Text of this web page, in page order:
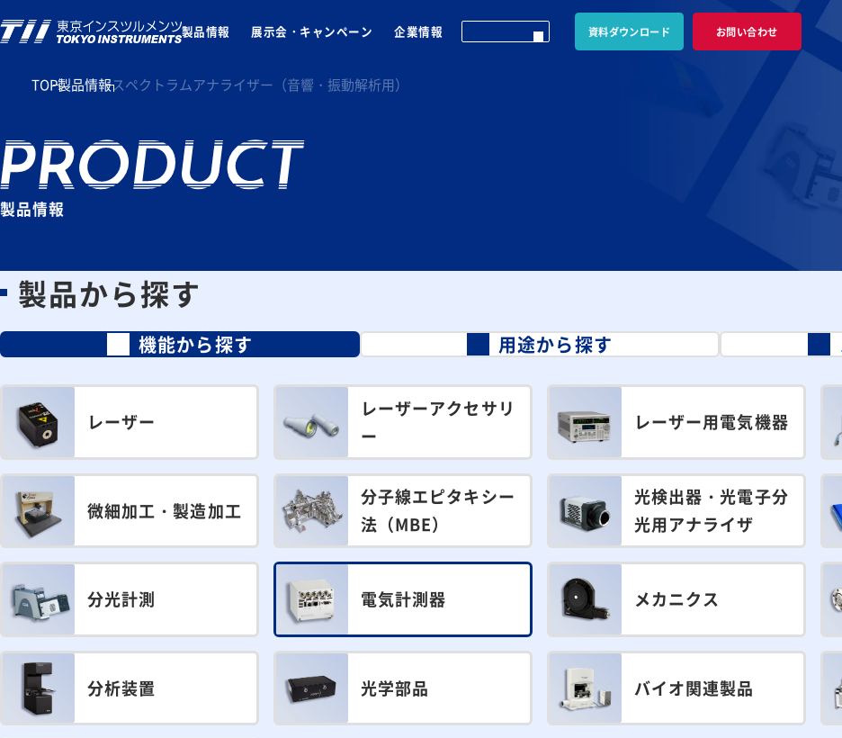
製品情報 展示会・キャンペーン 企業情報 資料ダウンロード お問い合わせ
TOP製品情報スペクトラムアナライザー（音響・振動解析用）
製品情報
製品から探す
機能から探す 用途から探す
レーザー
レーザーアクセサリ
ー
レーザー用電気機器
微細加工・製造加工
分子線エピタキシー
法（MBE）
光検出器・光電子分
光用アナライザ
分光計測 電気計測器 メカニクス
分析装置 光学部品 バイオ関連製品